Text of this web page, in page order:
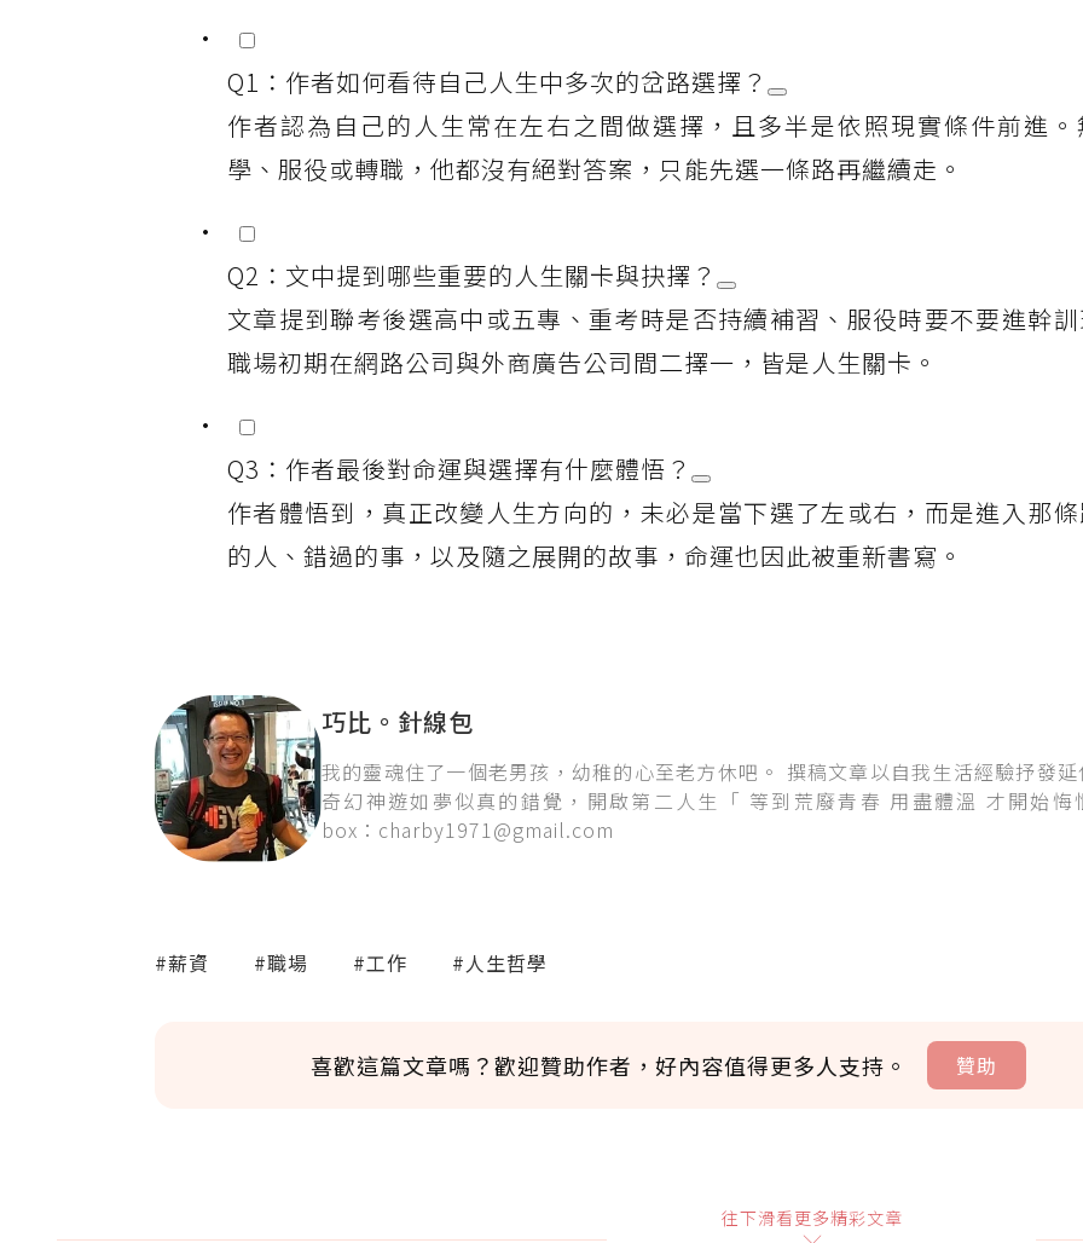
Q1：作者如何看待自己人生中多次的岔路選擇？
作者認為自己的人生常在左右之間做選擇，且多半是依照現實條件前進
學、服役或轉職，他都沒有絕對答案，只能先選一條路再繼續走。
Q2：文中提到哪些重要的人生關卡與抉擇？
文章提到聯考後選高中或五專、重考時是否持續補習、服役時要不要進幹
職場初期在網路公司與外商廣告公司間二擇一，皆是人生關卡。
Q3：作者最後對命運與選擇有什麼體悟？
作者體悟到，真正改變人生方向的，未必是當下選了左或右，而是進入那
的人、錯過的事，以及隨之展開的故事，命運也因此被重新書寫。
巧比。針線包
我的靈魂住了一個老男孩，幼稚的心至老方休吧。 撰稿文章以自我生活經驗抒發延
奇幻神遊如夢似真的錯覺，開啟第二人生「 等到荒廢青春 用盡體溫 才開始悔
box：charby1971@gmail.com
#薪資 #職場 #工作 #人生哲學
喜歡這篇文章嗎？歡迎贊助作者，好內容值得更多人支持。 贊助
往下滑看更多精彩文章